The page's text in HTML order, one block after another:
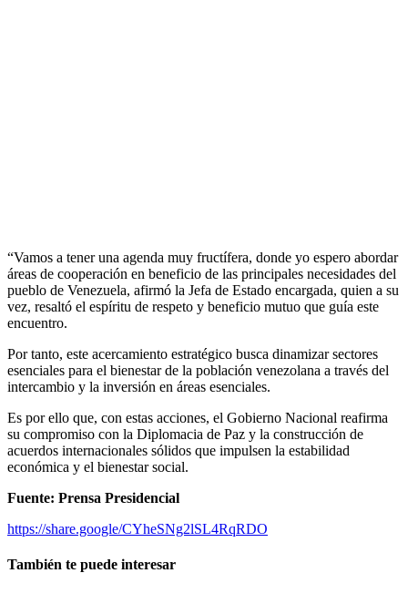
“Vamos a tener una agenda muy fructífera, donde yo espero abordar
áreas de cooperación en beneficio de las principales necesidades del
pueblo de Venezuela, afirmó la Jefa de Estado encargada, quien a su
vez, resaltó el espíritu de respeto y beneficio mutuo que guía este
encuentro.
Por tanto, este acercamiento estratégico busca dinamizar sectores
esenciales para el bienestar de la población venezolana a través del
intercambio y la inversión en áreas esenciales.
Es por ello que, con estas acciones, el Gobierno Nacional reafirma
su compromiso con la Diplomacia de Paz y la construcción de
acuerdos internacionales sólidos que impulsen la estabilidad
económica y el bienestar social.
Fuente: Prensa Presidencial
https://share.google/CYheSNg2lSL4RqRDO
También te puede interesar